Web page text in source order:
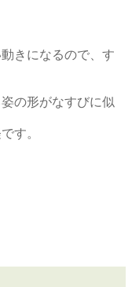
きになるので、す
の形がなすびに似
す。